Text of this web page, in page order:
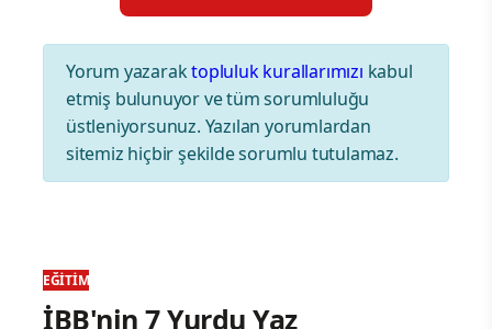
Yorum yazaraktopluluk kurallarımızı kabul
etmiş bulunuyor ve tüm sorumluluğu
üstleniyorsunuz. Yazılan yorumlardan
sitemiz hiçbir şekilde sorumlu tutulamaz.
EĞITIM
İBB'nin 7 Yurdu Yaz